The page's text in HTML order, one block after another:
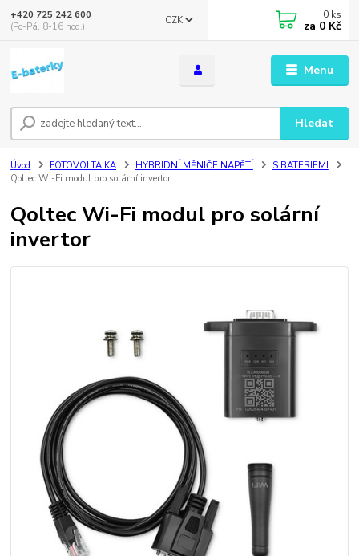
Menu
CZK
Hledat
+420 725 242 600
(Po-Pá, 8-16 hod.)
0 ks
za 0 Kč
Úvod FOTOVOLTAIKA HYBRIDNÍ MĚNIČE NAPĚTÍ
S BATERIEMI
Qoltec Wi-Fi modul pro solární invertor
Qoltec Wi-Fi modul pro solární
invertor